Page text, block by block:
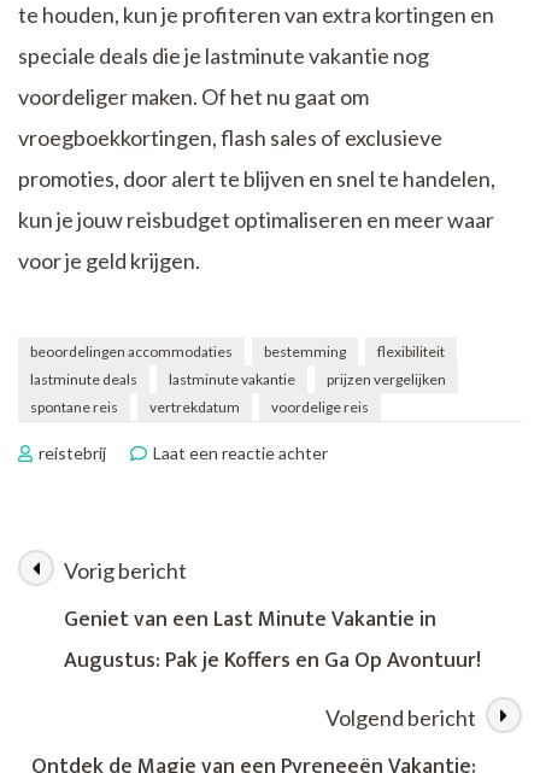
te houden, kun je profiteren van extra kortingen en
speciale deals die je lastminute vakantie nog
voordeliger maken. Of het nu gaat om
vroegboekkortingen, flash sales of exclusieve
promoties, door alert te blijven en snel te handelen,
kun je jouw reisbudget optimaliseren en meer waar
voor je geld krijgen.
beoordelingen accommodaties bestemming
flexibiliteit
lastminute deals
lastminute vakantie
prijzen vergelijken
spontane reis
vertrekdatum voordelige reis
reistebrij Laat een reactie achterop
een
Spontane
Berichtnavigatie
Vorig bericht
Geniet van een Last Minute Vakantie in
Augustus: Pak je Koffers en Ga Op Avontuur!
Volgend bericht